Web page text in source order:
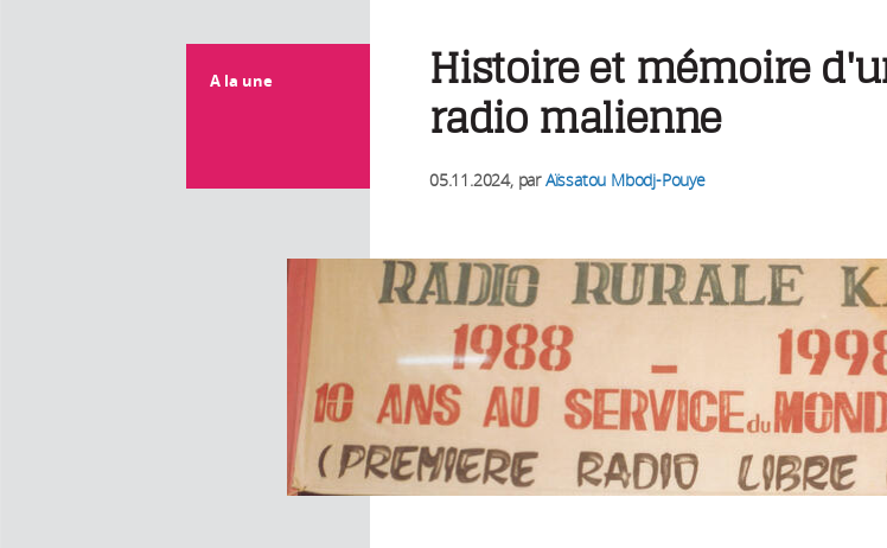
A la une
Histoire et mémoire
radio malienne
05.11.2024, parAïssatou Mbodj-Pouye